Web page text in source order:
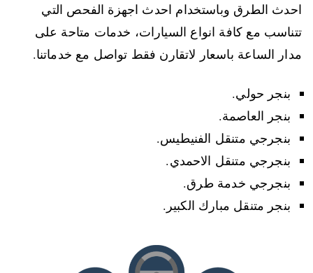
احدث الطرق وباستخدام احدث اجهزة الفحص التي
تتناسب مع كافة انواع السيارات، خدمات متاحة على
مدار الساعة باسعار لاتقارن فقط تواصل مع خدماتنا.
بنجر حولي.
بنجر العاصمة.
بنجرجي متنقل الفنيطيس.
بنجرجي متنقل الاحمدي.
بنجرجي خدمة طرق.
بنجر متنقل مبارك الكبير.